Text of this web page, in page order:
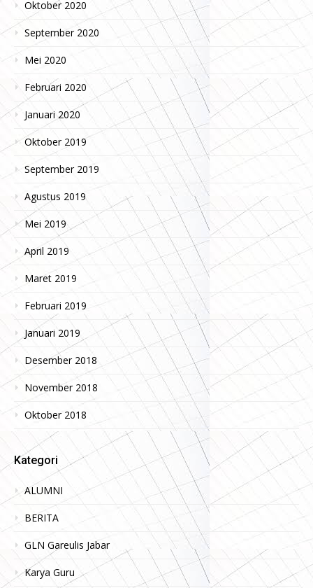
Oktober 2020
September 2020
Mei 2020
Februari 2020
Januari 2020
Oktober 2019
September 2019
Agustus 2019
Mei 2019
April 2019
Maret 2019
Februari 2019
Januari 2019
Desember 2018
November 2018
Oktober 2018
Kategori
ALUMNI
BERITA
GLN Gareulis Jabar
Karya Guru